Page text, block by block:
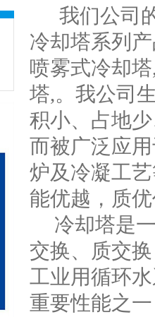
我们公司的
冷却塔系列
喷雾式冷却
塔,。我公司
积小、占地
而被广泛应
炉及冷凝工
能优越，质
冷却塔是一
交换、质交
工业用循环
重要性能之